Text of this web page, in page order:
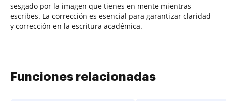
sesgado por la imagen que tienes en mente mientras
escribes. La corrección es esencial para garantizar claridad
y corrección en la escritura académica.
Funciones relacionadas